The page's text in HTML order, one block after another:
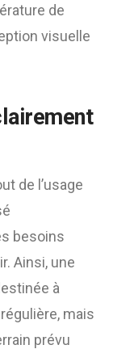
de
visuelle
de l’usage
besoins
Ainsi, une
à
mais
prévu